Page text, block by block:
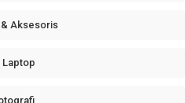
Aksesoris
Laptop